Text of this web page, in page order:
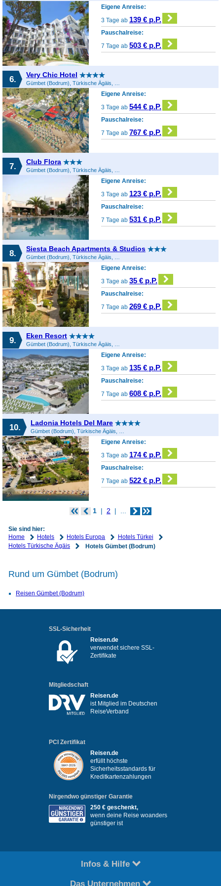
Eigene Anreise:
3 Tage ab 139 € p.P.
Pauschalreise:
7 Tage ab503 € p.P.
6. Very Chic Hotel
Eigene Anreise:
3 Tage ab544 € p.P.
Pauschalreise:
7 Tage ab 767 € p.P.
7. Club Flora
Eigene Anreise:
3 Tage ab 123 € p.P.
Pauschalreise:
7 Tage ab531 € p.P.
8. Siesta Beach Apartments & Studios
Eigene Anreise:
3 Tage ab35 € p.P.
Pauschalreise:
7 Tage ab269 € p.P.
9. Eken Resort
Eigene Anreise:
3 Tage ab 135 € p.P.
Pauschalreise:
7 Tage ab608 € p.P.
10. Ladonia Hotels Del Mare
Eigene Anreise:
3 Tage ab 174 € p.P.
Pauschalreise:
7 Tage ab522 € p.P.
1 2 ...
Sie sind hier:
Home
Hotels Hotels Europa
Hotels Türkei
Hotels Türkische Ägäis
Hotels Gümbet (Bodrum)
Rund um Gümbet (Bodrum)
Reisen Gümbet (Bodrum)
SSL-Sicherheit
Reisen.de
verwendet sichere SSL-
Zertifikate
Mitgliedschaft
Reisen.de
ist Mitglied im Deutschen
ReiseVerband
PCI Zertifikat
Reisen.de
erfüllt höchste
Sicherheitsstandards für
Kreditkartenzahlungen
Nirgendwo günstiger Garantie
250 € geschenkt,
wenn deine Reise woanders
günstiger ist
Infos & Hilfe
Das Unternehmen